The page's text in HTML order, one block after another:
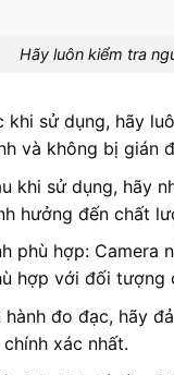
Hãy luôn kiểm tra
sử dụng, hãy
và không bị gián
khi sử dụng, hãy
hưởng đến chất
phù hợp: Camera
hợp với đối
đo đạc, hãy
xác nhất.